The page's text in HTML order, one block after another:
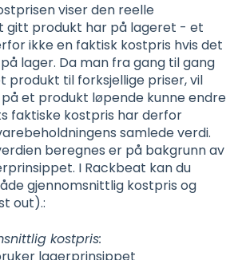
viser den reelle
gitt produkt har på lageret - et
ikke en faktisk kostpris hvis det
lager. Da man fra gang til gang
produkt til forksjellige priser, vil
et produkt løpende kunne endre
faktiske kostpris har derfor
samlede verdi.
beregnes er på bakgrunn av
I Rackbeat kan du
gjennomsnittlig kostpris og
out).:
kostpris:
lagerprinsippet